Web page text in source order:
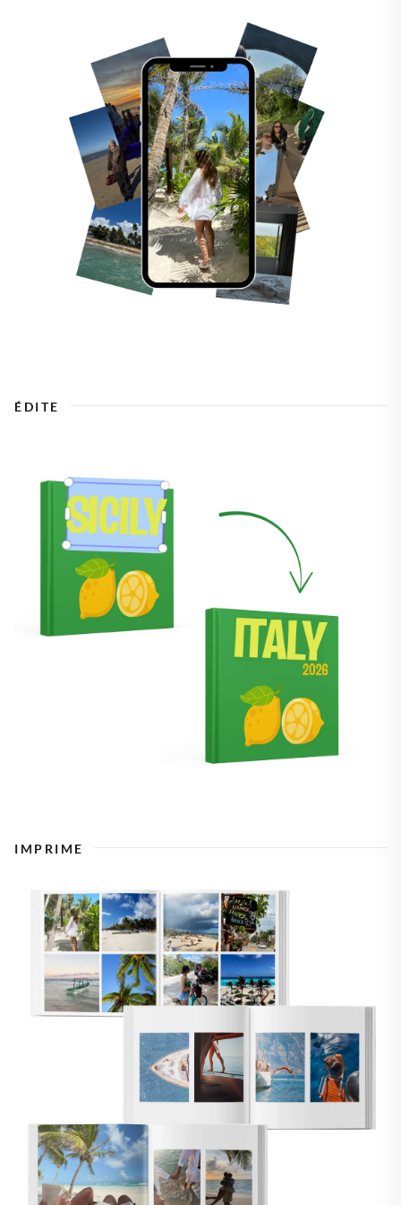
ÉDITE
IMPRIME